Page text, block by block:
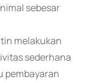
sebesar
melakukan
sederhana
pembayaran